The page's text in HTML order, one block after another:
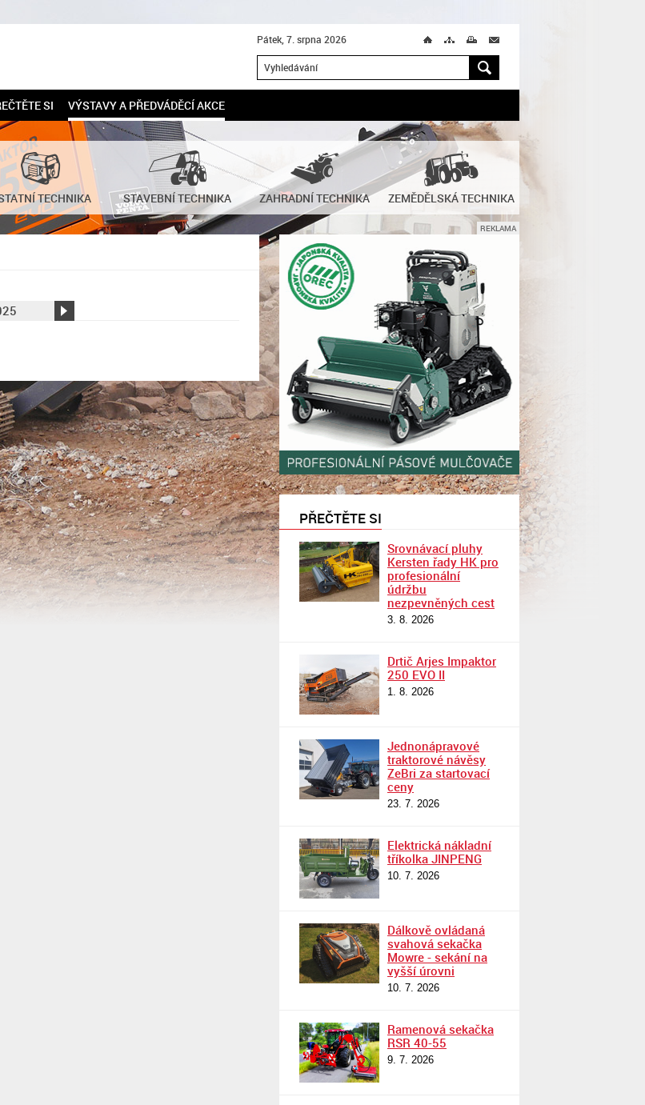
Pátek, 7. srpna 2026 Ú M T M
H
SI VÝSTAVY A PŘEDVÁDĚCÍ AKCE
TECHNIKA STAVEBNÍ TECHNIKA ZAHRADNÍ TECHNIKA ZEMĚDĚLSKÁ TECHNIKA
→
REKLAMA
PŘEČTĚTE SI
Srovnávací pluhy
Kersten řady HK pro
profesionální
údržbu
nezpevněných cest
3. 8. 2026
Drtič Arjes Impaktor
250 EVO II
1. 8. 2026
Jednonápravové
traktorové návěsy
ZeBri za startovací
ceny
23. 7. 2026
Elektrická nákladní
tříkolka JINPENG
10. 7. 2026
Dálkově ovládaná
svahová sekačka
Mowre - sekání na
vyšší úrovni
10. 7. 2026
Ramenová sekačka
RSR 40-55
9. 7. 2026